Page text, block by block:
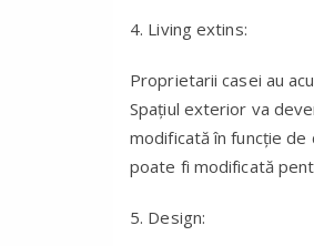
4. Living extins:
Proprietarii casei au
Spaţiul exterior va
modificată în funcţie
poate fi modificată
5. Design: